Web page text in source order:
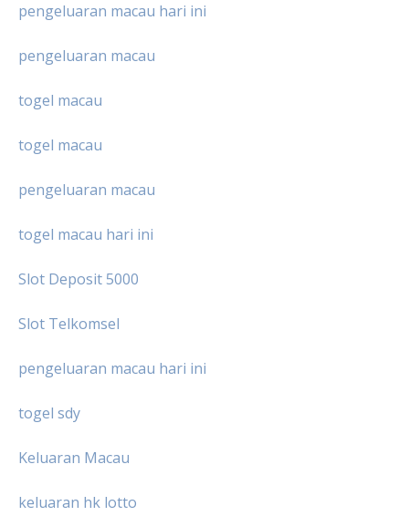
pengeluaran macau hari ini
pengeluaran macau
togel macau
togel macau
pengeluaran macau
togel macau hari ini
Slot Deposit 5000
Slot Telkomsel
pengeluaran macau hari ini
togel sdy
Keluaran Macau
keluaran hk lotto